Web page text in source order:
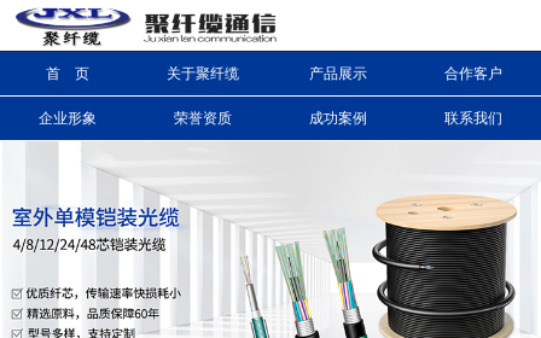
首 页 关于聚纤缆 产品展示 合作客户
企业形象 荣誉资质 成功案例 联系我们
信息搜索
搜索